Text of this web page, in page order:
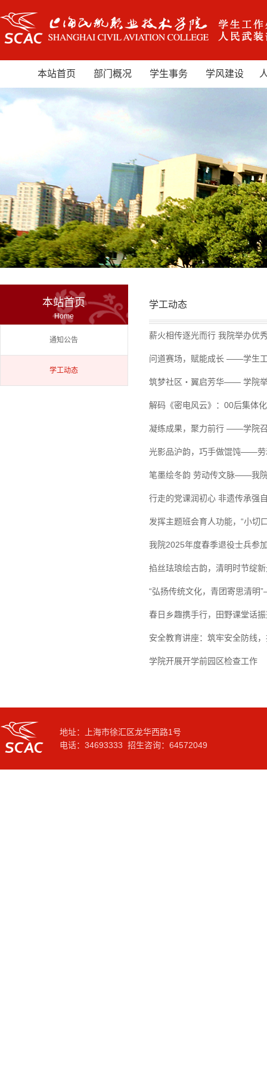
本站首页 部门概况 学生事务 学风建设
本站首页
Home
通知公告
学工动态
学工动态
薪火相传逐光而行 我院举办优
问道赛场，赋能成长 ——学生
筑梦社区・翼启芳华—— 学院举
解码《密电风云》：00后集体化
凝练成果，聚力前行 ——学院
光影品沪韵，巧手做馄饨——劳
笔墨绘冬韵 劳动传文脉——我院
行走的党课润初心 非遗传承强
发挥主题班会育人功能，“小
我院2025年度春季退役士兵参
掐丝珐琅绘古韵，清明时节绽
“弘扬传统文化，青团寄思清
春日乡趣携手行，田野课堂话
安全教育讲座：筑牢安全防线
学院开展开学前园区检查工作
地址：上海市徐汇区龙华西路1号
电话：34693333 招生咨询：64572049